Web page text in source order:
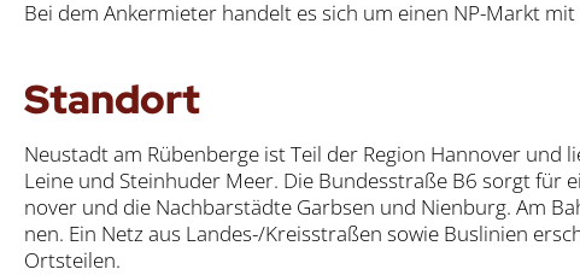
Bei dem Anker­mie­ter han­delt es sich um einen NP-Markt
Stand­ort
Neu­stadt am Rüben­ber­ge ist Teil der Regi­on Han­no­ver
Lei­ne und Stein­hu­der Meer. Die Bun­des­stra­ße B6 sorgt für
no­ver und die Nach­bar­städ­te Garb­sen und Nien­burg. Am
nen. Ein Netz aus Lan­des-/Kreis­stra­ßen sowie Bus­li­ni­en
Orts­tei­len.